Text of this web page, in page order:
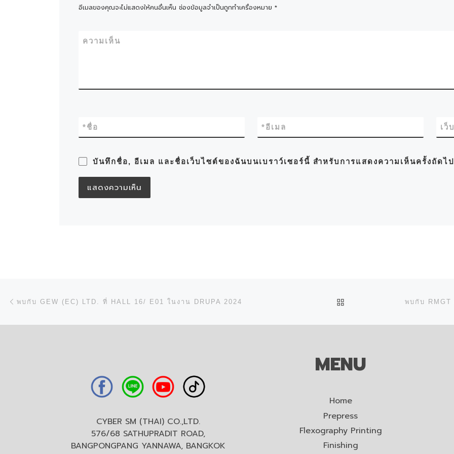
อีเมลของคุณจะไม่แสดงให้คนอื่นเห็น ช่องข้อมูลจำเป็นถูกทำเครื่องหมาย *
ความเห็น
ชื่อ
* อีเมล
* เว็
บันทึกชื่อ, อีเมล และชื่อเว็บไซต์ของฉันบนเบราว์เซอร์นี้ สำหรับการแสดงความเห็นครั้งถัดไป
การนำทางของเรื่อง
พบกับ GEW (EC) LTD. ที่ HALL 16/ E01 ในงาน DRUPA 2024 BACK TO POST LIST
CYBER SM (THAI) CO.,LTD.
576/68 SATHUPRADIT ROAD,
BANGPONGPANG YANNAWA, BANGKOK
MENU
Home
Prepress
Flexography Printing
Finishing